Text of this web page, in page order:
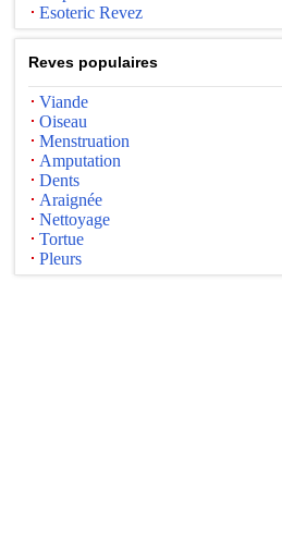
Esoteric Revez
Reves populaires
Viande
Oiseau
Menstruation
Amputation
Dents
Araignée
Nettoyage
Tortue
Pleurs